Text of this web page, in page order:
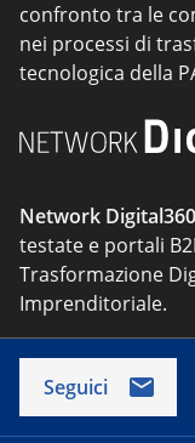
confronto tra le
nei processi di
tecnologica della
Network Digital360
testate e portali
Trasformazione
Imprenditoriale.
Seguici